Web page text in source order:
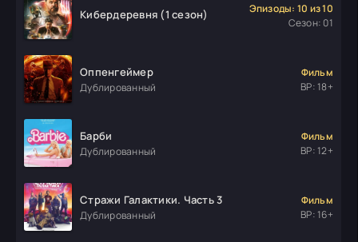
Кибердеревня (1 сезон)
Эпизоды: 10 из 10
Сезон: 01
Оппенгеймер
Дублированный
Фильм
ВР: 18+
Барби
Дублированный
Фильм
ВР: 12+
Стражи Галактики. Часть 3
Дублированный
Фильм
ВР: 16+